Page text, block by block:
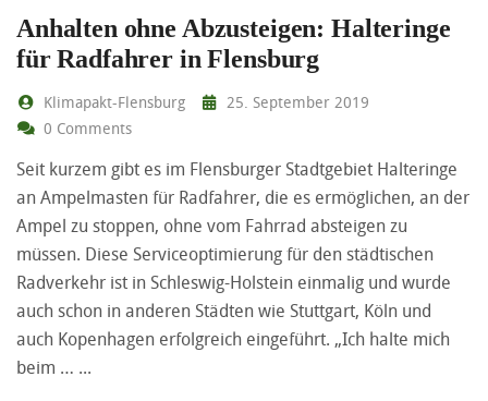
Anhalten ohne Abzusteigen: Halteringe
für Radfahrer in Flensburg
Klimapakt-Flensburg
25. September 2019
0 Comments
Seit kurzem gibt es im Flensburger Stadtgebiet Halteringe
an Ampelmasten für Radfahrer, die es ermöglichen, an der
Ampel zu stoppen, ohne vom Fahrrad absteigen zu
müssen. Diese Serviceoptimierung für den städtischen
Radverkehr ist in Schleswig-Holstein einmalig und wurde
auch schon in anderen Städten wie Stuttgart, Köln und
auch Kopenhagen erfolgreich eingeführt. „Ich halte mich
beim …